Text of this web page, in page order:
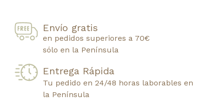
Envío gratis
en pedidos superiores a 70€
sólo en la Península
Entrega Rápida
Tu pedido en 24/48 horas laborables en
la Península